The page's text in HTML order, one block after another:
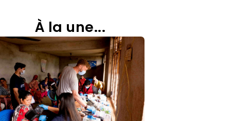
À la une...